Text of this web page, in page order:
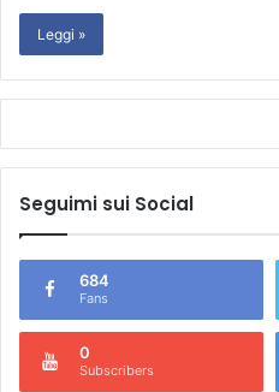
Leggi »
Seguimi sui Social
684
Fans
0
Subscribers